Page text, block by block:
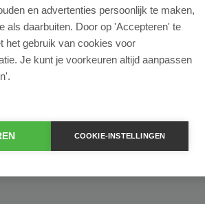
en advertenties persoonlijk te maken,
als daarbuiten. Door op 'Accepteren' te
het gebruik van cookies voor
Je kunt je voorkeuren altijd aanpassen
COOKIE-INSTELLINGEN